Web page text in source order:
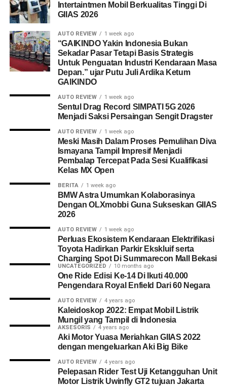
Intertaintmen Mobil Berkualitas Tinggi Di
GIIAS 2026
AUTO REVIEW 1 week ago
“GAIKINDO Yakin Indonesia Bukan
Sekadar Pasar Tetapi Basis Strategis
Untuk Penguatan Industri Kendaraan Masa
Depan.” ujar Putu Juli Ardika Ketum
GAIKINDO
AUTO REVIEW 1 week ago
Sentul Drag Record SIMPATI 5G 2026
Menjadi Saksi Persaingan Sengit Dragster
AUTO REVIEW 1 week ago
Meski Masih Dalam Proses Pemulihan Diva
Ismayana Tampil Impresif Menjadi
Pembalap Tercepat Pada Sesi Kualifikasi
Kelas MX Open
BERITA 1 week ago
BMW Astra Umumkan Kolaborasinya
Dengan OLXmobbi Guna Sukseskan GIIAS
2026
AUTO REVIEW 1 week ago
Perluas Ekosistem Kendaraan Elektrifikasi
Toyota Hadirkan Parkir Ekskluif serta
Charging Spot Di Summarecon Mall Bekasi
UNCATEGORIZED 10 months ago
One Ride Edisi Ke-14 Di Ikuti 40.000
Pengendara Royal Enfield Dari 60 Negara
AUTO REVIEW 4 years ago
Kaleidoskop 2022: Empat Mobil Listrik
Mungil yang Tampil di Indonesia
AKSESORIS 4 years ago
Aki Motor Yuasa Meriahkan GIIAS 2022
dengan mengeluarkan Aki Big Bike
AUTO REVIEW 4 years ago
Pelepasan Rider Test Uji Ketangguhan Unit
Motor Listrik Uwinfly GT2 tujuan Jakarta